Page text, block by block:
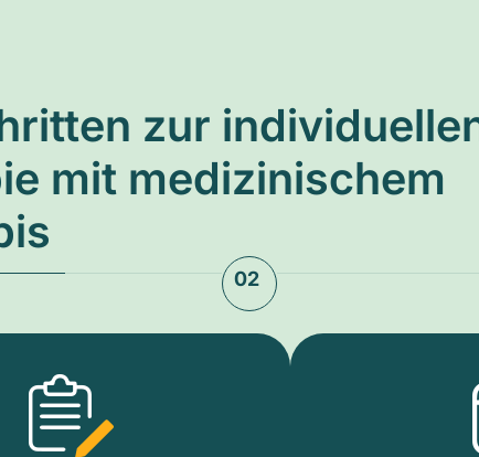
zur
mit medizinischem
02